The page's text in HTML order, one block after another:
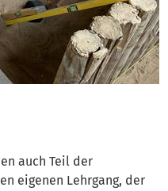
auch Teil der
eigenen Lehrgang, der